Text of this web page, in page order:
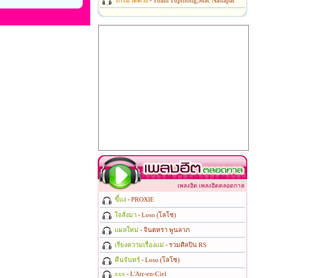
เพลงฮิต เพลงฮิตตลอดกาล
ขี้แง - PROXIE
ใจสั่งมา - Loso (โลโซ)
แผลใหม่ - จินตหรา พูนลาภ
เรียงความเรื่องแม่ - รวมศิลปิน RS
คืนจันทร์ - Loso (โลโซ)
xxx - L'Arc-en-Ciel